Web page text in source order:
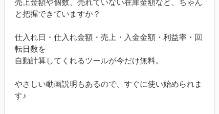
売上金額や個数、売れていない在庫金額など、ちゃん
と把握できていますか？
仕入れ日・仕入れ金額・売上・入金金額・利益率・回
転日数を
自動計算してくれるツールが今だけ無料。
やさしい動画説明もあるので、すぐに使い始められま
す♪